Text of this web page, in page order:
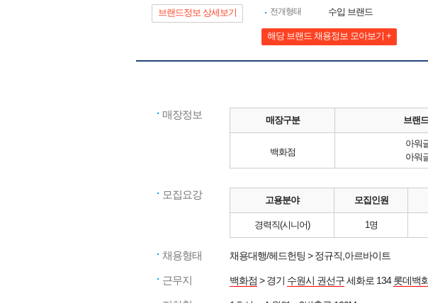
브랜드정보 상세보기 전개형태 수입 브랜드
해당 브랜드 채용정보 모아보기 +
매장정보 매장구분 브랜
백화점
아워
아워
모집요강 고용분야 모집인원
경력직(시니어) 1명
채용형태 채용대행/헤드헌팅 > 정규직,아르바이트
근무지 백화점 > 경기 수원시 권선구세화로 134롯데백